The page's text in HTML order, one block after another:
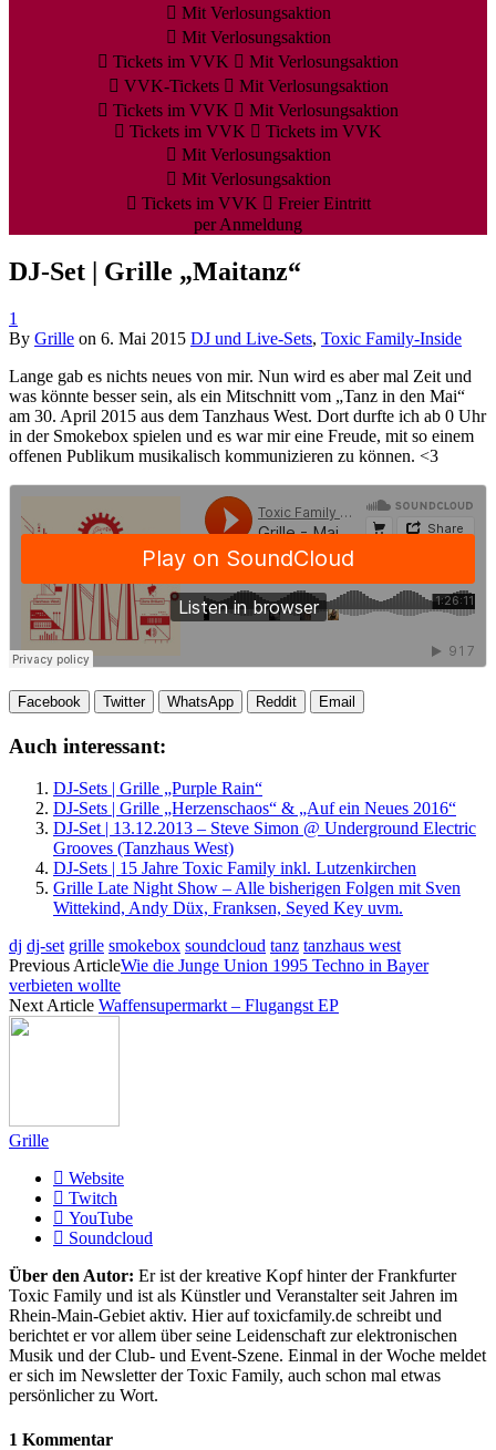
Mit Verlosungsaktion
Mit Verlosungsaktion
Tickets im VVK
Mit Verlosungsaktion
VVK-Tickets
Mit Verlosungsaktion
Tickets im VVK
Mit Verlosungsaktion
Tickets im VVK
Tickets im VVK
Mit Verlosungsaktion
Mit Verlosungsaktion
Tickets im VVK
Freier Eintritt
per Anmeldung
DJ-Set | Grille „Maitanz“
1
By Grille on 6. Mai 2015 DJ und Live-Sets, Toxic Family-Inside
Lange gab es nichts neues von mir. Nun wird es aber mal Zeit und
was könnte besser sein, als ein Mitschnitt vom „Tanz in den Mai“
am 30. April 2015 aus dem Tanzhaus West. Dort durfte ich ab 0 Uhr
in der Smokebox spielen und es war mir eine Freude, mit so einem
offenen Publikum musikalisch kommunizieren zu können. <3
Facebook Twitter WhatsApp Reddit Email
Auch interessant:
DJ-Sets | Grille „Purple Rain“
DJ-Sets | Grille „Herzenschaos“ & „Auf ein Neues 2016“
DJ-Set | 13.12.2013 – Steve Simon @ Underground Electric
Grooves (Tanzhaus West)
DJ-Sets | 15 Jahre Toxic Family inkl. Lutzenkirchen
Grille Late Night Show – Alle bisherigen Folgen mit Sven
Wittekind, Andy Düx, Franksen, Seyed Key uvm.
dj dj-set grille smokebox soundcloud tanz tanzhaus west
Previous ArticleWie die Junge Union 1995 Techno in Bayer
verbieten wollte
Next Article Waffensupermarkt – Flugangst EP
Grille
Website
Twitch
YouTube
Soundcloud
Über den Autor: Er ist der kreative Kopf hinter der Frankfurter
Toxic Family und ist als Künstler und Veranstalter seit Jahren im
Rhein-Main-Gebiet aktiv. Hier auf toxicfamily.de schreibt und
berichtet er vor allem über seine Leidenschaft zur elektronischen
Musik und der Club- und Event-Szene. Einmal in der Woche meldet
er sich im Newsletter der Toxic Family, auch schon mal etwas
persönlicher zu Wort.
1 Kommentar